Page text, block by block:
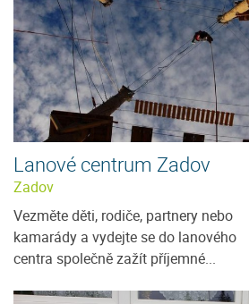
Lanové centrum Zadov
Zadov
Vezměte děti, rodiče, partnery nebo
kamarády a vydejte se do lanového
centra společně zažít příjemné...